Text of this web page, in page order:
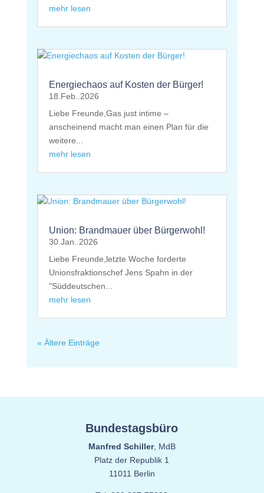
mehr lesen
Energiechaos auf Kosten der Bürger!
18.Feb..2026
Liebe Freunde,Gas just intime –
anscheinend macht man einen Plan für die
weitere...
mehr lesen
Union: Brandmauer über Bürgerwohl!
30.Jan..2026
Liebe Freunde,letzte Woche forderte
Unionsfraktionschef Jens Spahn in der
"Süddeutschen...
mehr lesen
« Ältere Einträge
Bundestagsbüro
Manfred Schiller, MdB
Platz der Republik 1
11011 Berlin